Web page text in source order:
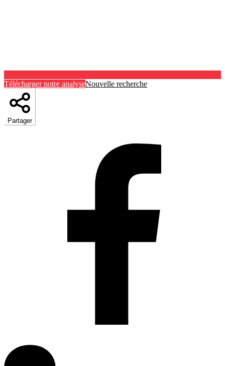
Télécharger notre analyseNouvelle recherche
Partager